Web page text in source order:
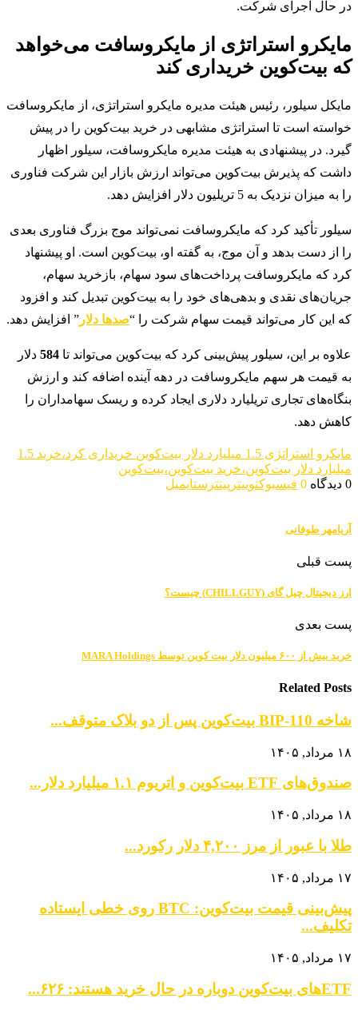
در حال اجرای شرکت.
مایکرو استراتژی از مایکروسافت می‌خواهد
که بیت‌کوین خریداری کند
مایکل سیلور، رئیس هیئت مدیره مایکرو استراتژی، از مایکروسافت
خواسته است تا استراتژی مشابهی در خرید بیت‌کوین را در پیش
گیرد. در پیشنهادی به هیئت مدیره مایکروسافت، سیلور اظهار
داشت که پذیرش بیت‌کوین می‌تواند ارزش بازار این شرکت فناوری
را به میزان نزدیک به 5 تریلیون دلار افزایش دهد.
سیلور تأکید کرد که مایکروسافت نمی‌تواند موج بزرگ فناوری بعدی
را از دست بدهد و آن موج، به گفته او، بیت‌کوین است. او پیشنهاد
کرد که مایکروسافت پرداخت‌های سود سهام، بازخرید سهام،
جریان‌های نقدی و بدهی‌های خود را به بیت‌کوین تبدیل کند و افزود
که این کار می‌تواند قیمت سهام شرکت را “صدها دلار ” افزایش دهد.
علاوه بر این، سیلور پیش‌بینی کرد که بیت‌کوین می‌تواند تا 584 دلار
به قیمت هر سهم مایکروسافت در دهه آینده اضافه کند و ارزش
بنگاه‌های تجاری تریلیارد دلاری ایجاد کرده و ریسک سهامداران را
کاهش دهد.
مایکرو استراتژی 1.5 میلیارد دلار بیت‌کوین خریداری کرد،خرید 1.5
میلیارد دلار بیت‌کوین،خرید بیت‌کوین،بیت‌کوین
0 دیدگاه
0 فیسبوکتوییتر پینترستایمیل
آریامهر طوفانی
پست قبلی
ارز دیجیتال چیل گای (CHILLGUY) چیست؟
پست بعدی
خرید بیش از ۶۰۰ میلیون دلار بیت کوین توسط MARA Holdings
Related Posts
شاخه BIP-110 بیت‌کوین پس از دو بلاک متوقف...
۱۸ مرداد, ۱۴۰۵
صندوق‌های ETF بیت‌کوین و اتریوم ۱.۱ میلیارد دلار...
۱۸ مرداد, ۱۴۰۵
طلا با عبور از مرز ۴,۲۰۰ دلار رکورد...
۱۷ مرداد, ۱۴۰۵
پیش‌بینی قیمت بیت‌کوین: BTC روی خطی ایستاده
تکلیف...
۱۷ مرداد, ۱۴۰۵
ETFهای بیت‌کوین دوباره در حال خرید هستند: ۶۲۶...